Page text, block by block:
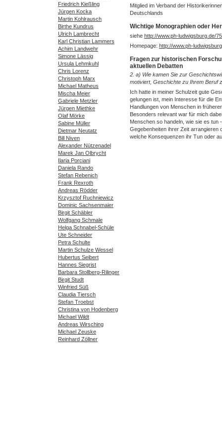
Friedrich Kießling
Jürgen Kocka
Martin Kohlrausch
Birthe Kundrus
Ulrich Lambrecht
Karl Christian Lammers
Achim Landwehr
Simone Lässig
Ursula Lehmkuhl
Chris Lorenz
Christoph Marx
Michael Matheus
Mischa Meier
Gabriele Metzler
Jürgen Miethke
Olaf Mörke
Sabine Müller
Dietmar Neutatz
Bill Niven
Alexander Nützenadel
Marek Jan Olbrycht
Ilaria Porciani
Daniela Rando
Stefan Rebenich
Frank Rexroth
Andreas Rödder
Krzysztof Ruchniewicz
Dominic Sachsenmaier
Birgit Schäbler
Wolfgang Schmale
Helga Schnabel-Schüle
Ute Schneider
Petra Schulte
Martin Schulze Wessel
Hubertus Seibert
Hannes Siegrist
Barbara Stollberg-Rilinger
Birgit Studt
Winfried Süß
Claudia Tiersch
Stefan Troebst
Christina von Hodenberg
Michael Wildt
Andreas Wirsching
Michael Zeuske
Reinhard Zöllner
Mitglied im Verband der
Deutschlands
Wichtige Monographien oder
siehe http://www.ph-ludwigsburg.de/
Homepage: http://www.ph-
Fragen zur historischen
aktuellen Debatten
2. a) Wie kamen Sie zur
motiviert, Geschichte zu Ihrem Beruf
Ich hatte in meiner Schulzeit gute
gelungen ist, mein Interesse für die
Handlungen von Menschen in
Besonders relevant war für mich
Menschen so handeln, wie sie es tun
Gegebenheiten ihrer Zeit arrangieren
welche Konsequenzen ihr Tun oder